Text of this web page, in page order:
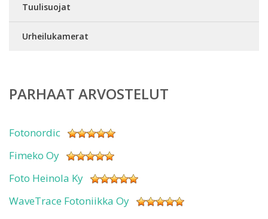
Tuulisuojat
Urheilukamerat
PARHAAT ARVOSTELUT
Fotonordic
Fimeko Oy
Foto Heinola Ky
WaveTrace Fotoniikka Oy